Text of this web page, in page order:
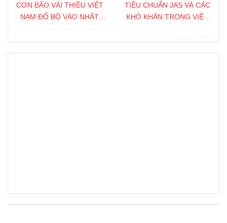
CƠN BÃO VẢI THIỀU VIỆT
NAM ĐỔ BỘ VÀO NHẬT
TIÊU CHUẨN JAS VÀ CÁC
KHÓ KHĂN TRONG VIỆC